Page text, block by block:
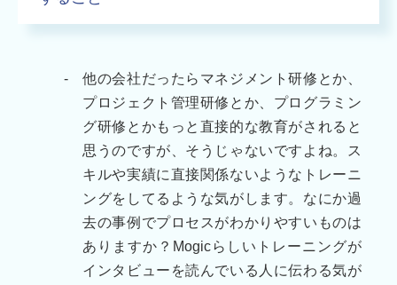
-
他の会社だったらマネジメント研修とか、
プロジェクト管理研修とか、プログラミン
グ研修とかもっと直接的な教育がされると
思うのですが、そうじゃないですよね。ス
キルや実績に直接関係ないようなトレーニ
ングをしてるような気がします。なにか過
去の事例でプロセスがわかりやすいものは
ありますか？Mogicらしいトレーニングが
インタビューを読んでいる人に伝わる気が